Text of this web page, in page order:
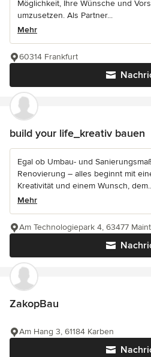
Möglichkeit, Ihre Wünsche und
umzusetzen. Als Partner...
Mehr
60314 Frankfurt
build your life_kreativ bauen
Egal ob Umbau- und
Renovierung – alles beginnt mit
Kreativität und einem Wunsch,
Mehr
Am Technologiepark 4, 63477
ZakopBau
Am Hang 3, 61184 Karben